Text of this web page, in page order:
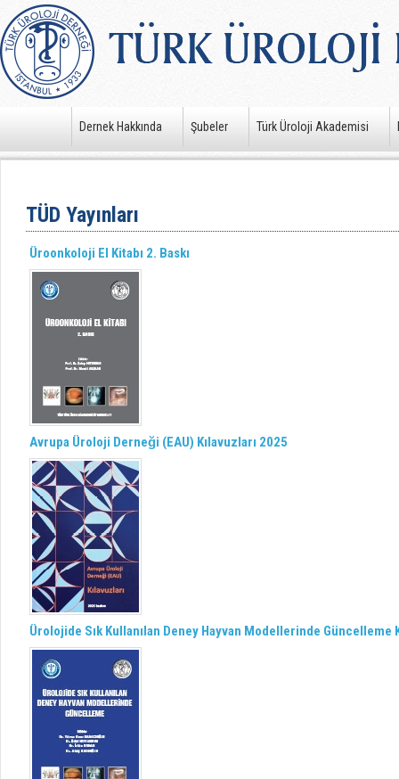
Dernek Hakkında Şubeler Türk Üroloji Akademisi
TÜD Yayınları
Üroonkoloji El Kitabı 2. Baskı
Avrupa Üroloji Derneği (EAU) Kılavuzları 2025
Ürolojide Sık Kullanılan Deney Hayvan Modellerinde Güncelleme